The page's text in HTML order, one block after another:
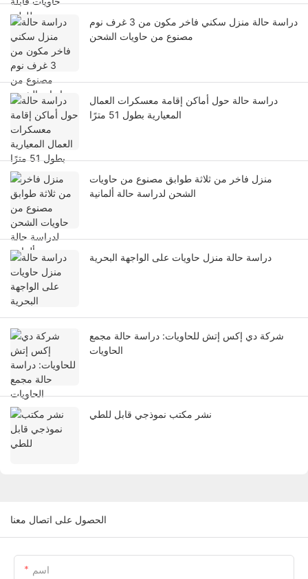
دراسة حالة منزل سكني فاخر مكون من 3 غرف نوم
مصنوع من حاويات الشحن
دراسة حالة حول أماكن إقامة معسكرات العمال
المعيارية بطول 51 مترًا
منزل فاخر من ثلاثة طوابق مصنوع من حاويات
الشحن لدراسة حالة ألمانية
دراسة حالة منزل حاويات على الواجهة البحرية
شركة دي إكس إتش للحاويات: دراسة حالة مجمع
الحاويات
نشر مكتب نموذجي قابل للطي
الحصول على اتصال معنا
اسم